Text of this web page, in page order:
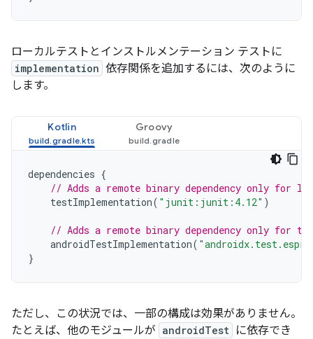
ローカルテストとインストルメンテーション テストに
implementation 依存関係を追加するには、次のように
します。
Kotlin Groovy
dependencies {
// Adds a remote binary dependency only for
testImplementation( "junit:junit:4.12" )
// Adds a remote binary dependency only for
androidTestImplementation(
}
ただし、この状況では、一部の構成は効果がありません。
たとえば、他のモジュールが androidTest に依存でき